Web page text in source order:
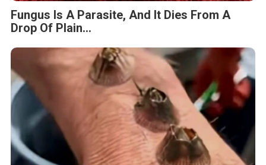
Fungus Is A Parasite, And It Dies From A
Drop Of Plain...